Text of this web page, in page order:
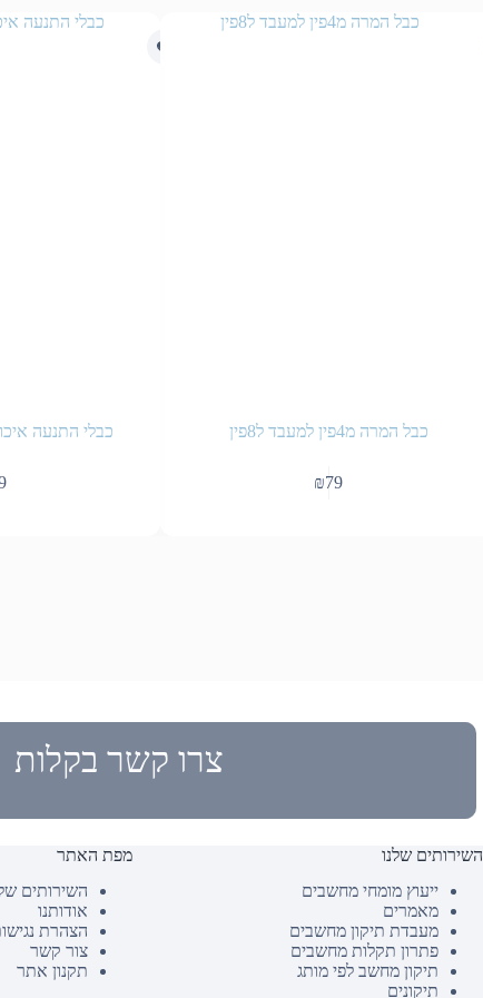
כבל המרה מ4פין למעבד ל8פין
₪79
כבלי התנעה
צרו קשר בקלות
השירותים שלנו
ייעוץ מומחי מחשבים
מאמרים
מעבדת תיקון מחשבים
פתרון תקלות מחשבים
תיקון מחשב לפי מותג
תיקונים
מפת האתר
השירותים
אודותנו
הצהרת
צור קשר
תקנון אתר